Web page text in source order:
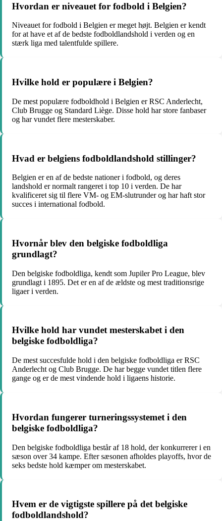
Hvordan er niveauet for fodbold i Belgien?
Niveauet for fodbold i Belgien er meget højt. Belgien er kendt
for at have et af de bedste fodboldlandshold i verden og en
stærk liga med talentfulde spillere.
Hvilke hold er populære i Belgien?
De mest populære fodboldhold i Belgien er RSC Anderlecht,
Club Brugge og Standard Liège. Disse hold har store fanbaser
og har vundet flere mesterskaber.
Hvad er belgiens fodboldlandshold stillinger?
Belgien er en af de bedste nationer i fodbold, og deres
landshold er normalt rangeret i top 10 i verden. De har
kvalificeret sig til flere VM- og EM-slutrunder og har haft stor
succes i international fodbold.
Hvornår blev den belgiske fodboldliga
grundlagt?
Den belgiske fodboldliga, kendt som Jupiler Pro League, blev
grundlagt i 1895. Det er en af ​​de ældste og mest traditionsrige
ligaer i verden.
Hvilke hold har vundet mesterskabet i den
belgiske fodboldliga?
De mest succesfulde hold i den belgiske fodboldliga er RSC
Anderlecht og Club Brugge. De har begge vundet titlen flere
gange og er de mest vindende hold i ligaens historie.
Hvordan fungerer turneringssystemet i den
belgiske fodboldliga?
Den belgiske fodboldliga består af 18 hold, der konkurrerer i en
sæson over 34 kampe. Efter sæsonen afholdes playoffs, hvor de
seks bedste hold kæmper om mesterskabet.
Hvem er de vigtigste spillere på det belgiske
fodboldlandshold?